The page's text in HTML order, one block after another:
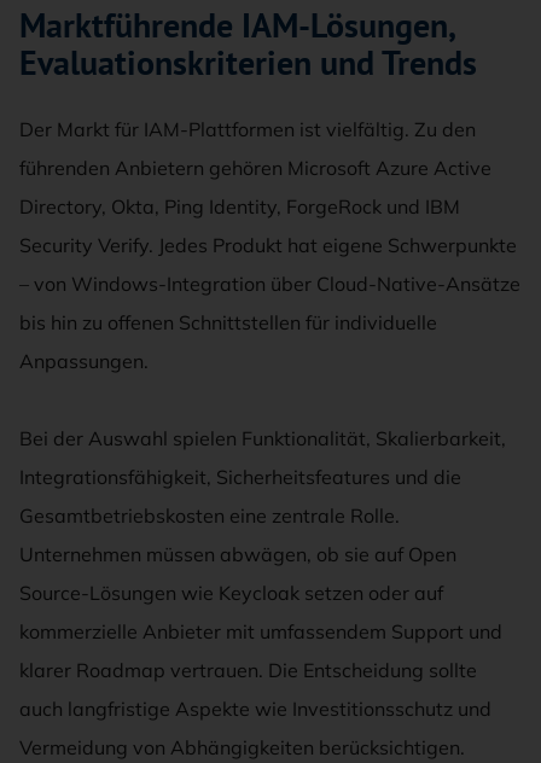
Marktführende IAM-Lösungen,
Evaluationskriterien und Trends
Der Markt für IAM-Plattformen ist vielfältig. Zu den
führenden Anbietern gehören Microsoft Azure Active
Directory, Okta, Ping Identity, ForgeRock und IBM
Security Verify. Jedes Produkt hat eigene Schwerpunkte
– von Windows-Integration über Cloud-Native-Ansätze
bis hin zu offenen Schnittstellen für individuelle
Anpassungen.
Bei der Auswahl spielen Funktionalität, Skalierbarkeit,
Integrationsfähigkeit, Sicherheitsfeatures und die
Gesamtbetriebskosten eine zentrale Rolle.
Unternehmen müssen abwägen, ob sie auf Open
Source-Lösungen wie Keycloak setzen oder auf
kommerzielle Anbieter mit umfassendem Support und
klarer Roadmap vertrauen. Die Entscheidung sollte
auch langfristige Aspekte wie Investitionsschutz und
Vermeidung von Abhängigkeiten berücksichtigen.